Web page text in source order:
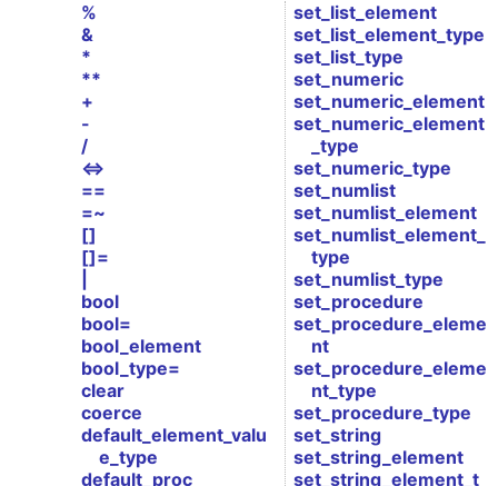
%
&
*
**
+
-
/
<=>
==
=~
[]
[]=
bool
bool=
bool_element
bool_type=
clear
coerce
default_element_valu
e_type
default_proc
set_list_element
set_list_element_type
set_list_type
set_numeric
set_numeric_element
set_numeric_element
_type
set_numeric_type
set_numlist
set_numlist_element
set_numlist_element_
type
set_numlist_type
set_procedure
set_procedure_eleme
nt
set_procedure_eleme
nt_type
set_procedure_type
set_string
set_string_element
set_string_element_t